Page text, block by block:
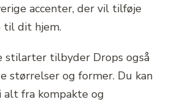
accenter, der vil tilføje
til dit hjem.
stilarter tilbyder Drops også
størrelser og former. Du kan
fra kompakte og